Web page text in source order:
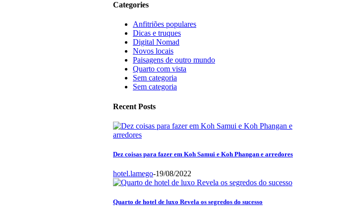
Categories
Anfitriões populares
Dicas e truques
Digital Nomad
Novos locais
Paisagens de outro mundo
Quarto com vista
Sem categoria
Sem categoria
Recent Posts
Dez coisas para fazer em Koh Samui e Koh Phangan e arredores
hotel.lamego-19/08/2022
Quarto de hotel de luxo Revela os segredos do sucesso